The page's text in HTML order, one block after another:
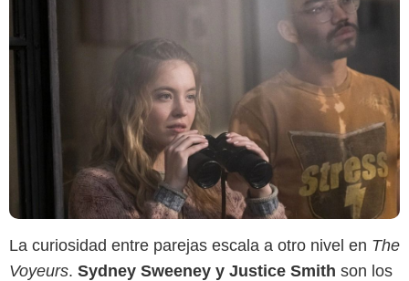
La curiosidad entre parejas escala a otro nivel en The
Voyeurs. Sydney Sweeney y Justice Smith son los